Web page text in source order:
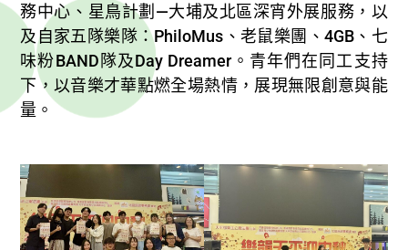
務中心、星鳥計劃—大埔及北區深宵外展服務，以
及自家五隊樂隊：PhiloMus、老鼠樂團、4GB、七
味粉BAND隊及Day Dreamer。青年們在同工支持
下，以音樂才華點燃全場熱情，展現無限創意與能
量。​